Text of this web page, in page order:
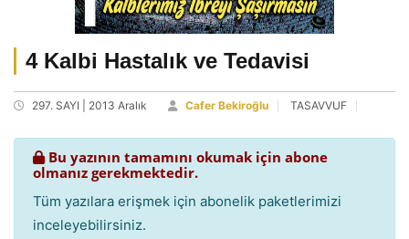
4 Kalbi Hastalık ve Tedavisi
297. SAYI | 2013 Aralık Cafer Bekiroğlu TASAVVUF
Bu yazının tamamını okumak için abone
olmanız gerekmektedir.
Tüm yazılara erişmek için abonelik paketlerimizi
inceleyebilirsiniz.